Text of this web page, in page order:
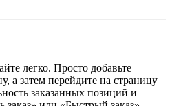
легко. Просто добавьте
а затем перейдите на страницу
заказанных позиций и